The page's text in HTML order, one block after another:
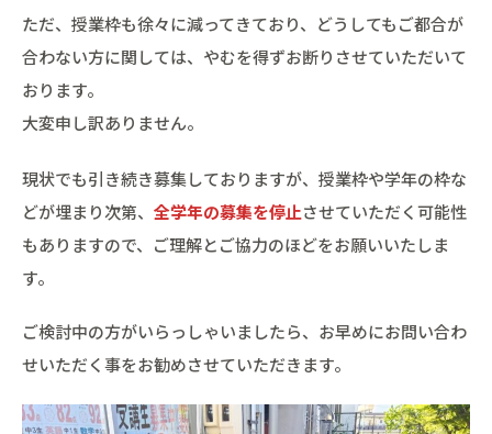
ただ、授業枠も徐々に減ってきており、どうしてもご都合が
合わない方に関しては、やむを得ずお断りさせていただいて
おります。
大変申し訳ありません。
現状でも引き続き募集しておりますが、授業枠や学年の枠な
どが埋まり次第、 全学年の募集を停止させていただく可能性
もありますので、ご理解とご協力のほどをお願いいたしま
す。
ご検討中の方がいらっしゃいましたら、お早めにお問い合わ
せいただく事をお勧めさせていただきます。